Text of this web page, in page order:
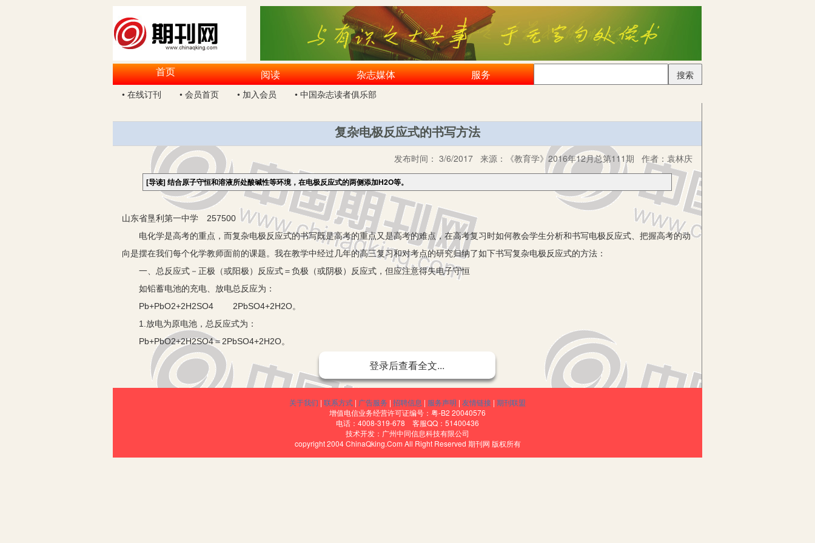
首页 阅读 杂志媒体 服务
搜索
• 在线订刊
• 会员首页 • 加入会员 • 中国杂志读者俱乐部
复杂电极反应式的书写方法
发布时间： 3/6/2017 来源： 《教育学》2016年12月总第111期 作者： 袁林庆
[导读]结合原子守恒和溶液所处酸碱性等环境，在电极反应式的两侧添加H2O等。
山东省垦利第一中学 257500
电化学是高考的重点，而复杂电极反应式的书写既是高考的重点又是高考的难点，在高考复习时如何教会学生分析和书写电极反应式、把握高考的动
向是摆在我们每个化学教师面前的课题。我在教学中经过几年的高三复习和对考点的研究归纳了如下书写复杂电极反应式的方法：
一、总反应式－正极（或阳极）反应式＝负极（或阴极）反应式，但应注意得失电子守恒
如铅蓄电池的充电、放电总反应为：
Pb+PbO2+2H2SO4 2PbSO4+2H2O。
1.放电为原电池，总反应式为：
Pb+PbO2+2H2SO4＝2PbSO4+2H2O。
负极反应式：Pb+SO42--2e－＝PbSO4（考虑后续反应）。则正极反应式可由总反应式减负极反应式得到：
PbO2+4H++SO42－+2e－＝PbSO4+2H2O。
则阳极反应可由总反应式减阴极反应式得到：
登录后查看全文...
关于我们 | 联系方式 | 广告服务 | 招聘信息 | 服务声明 | 友情链接 | 期刊联盟
增值电信业务经营许可证编号：粤-B2 20040576
电话：4008-319-678 客服QQ：51400436
技术开发：广州中同信息科技有限公司
copyright 2004 ChinaQking.Com All Right Reserved 期刊网 版权所有